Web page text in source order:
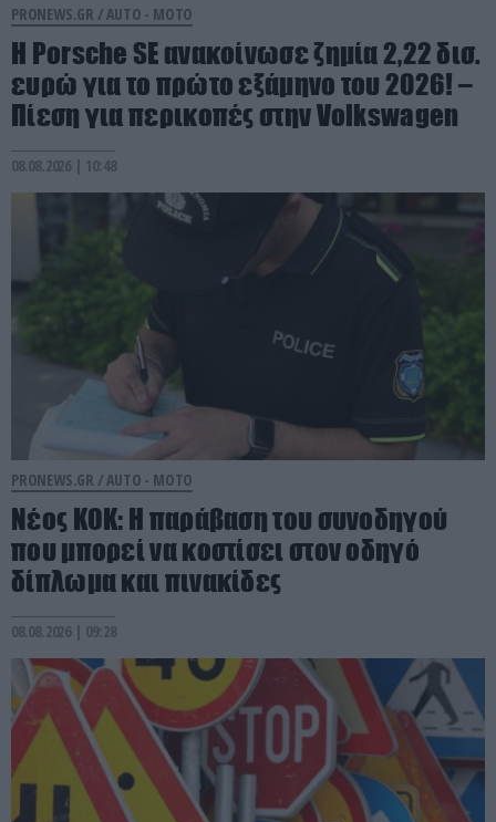
PRONEWS.GR /AUTO - MOTO
Η Porsche SE ανακοίνωσε ζημία 2,22 δισ.
ευρώ για το πρώτο εξάμηνο του 2026! –
Πίεση για περικοπές στην Volkswagen
08.08.2026 | 10:48
PRONEWS.GR /AUTO - MOTO
Νέος ΚΟΚ: Η παράβαση του συνοδηγού
που μπορεί να κοστίσει στον οδηγό
δίπλωμα και πινακίδες
08.08.2026 | 09:28